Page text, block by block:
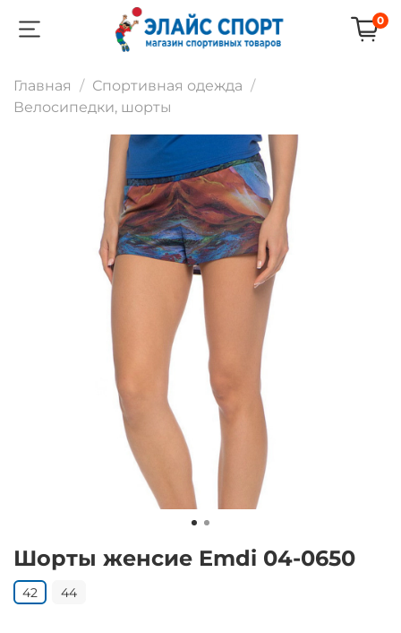
0
Главная
Спортивная одежда
Велосипедки, шорты
Шорты женсие Emdi 04-0650
42 44